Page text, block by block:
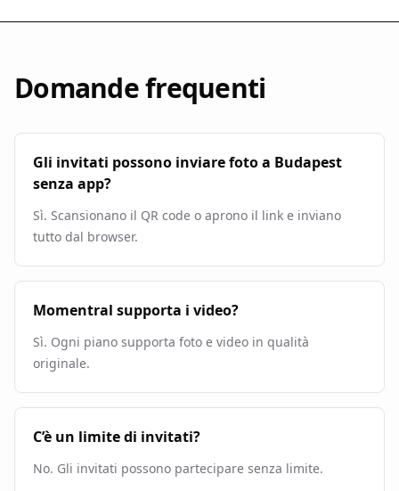
Domande frequenti
Gli invitati possono inviare foto a Budapest
senza app?
Sì. Scansionano il QR code o aprono il link e inviano
tutto dal browser.
Momentral supporta i video?
Sì. Ogni piano supporta foto e video in qualità
originale.
C’è un limite di invitati?
No. Gli invitati possono partecipare senza limite.